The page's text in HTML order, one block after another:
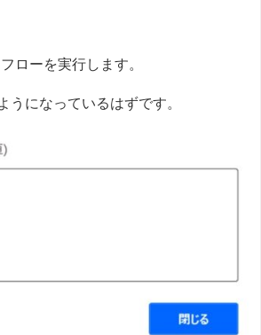
ローを実行します。
うになっているはずです。